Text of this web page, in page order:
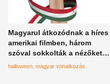
Magyarul átkozódnak a híres
amerikai filmben, három
szóval sokkolták a nézőket a
tengerentúlon
halloween magyar vonatkozás